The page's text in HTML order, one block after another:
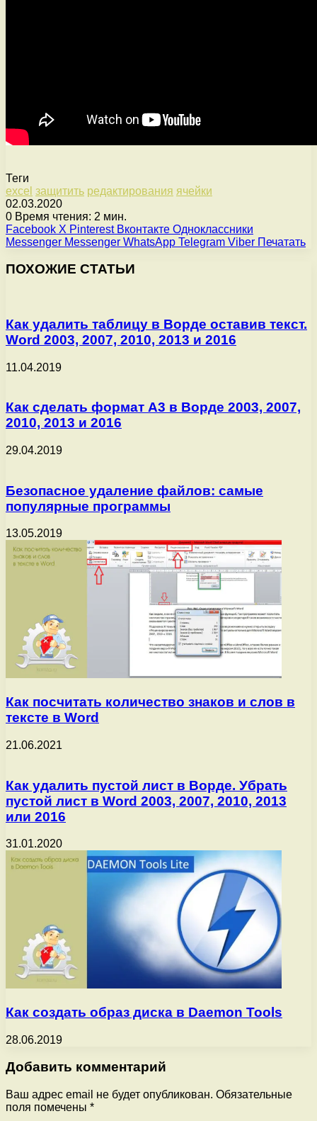
Теги
excel защитить редактирования ячейки
02.03.2020
0 Время чтения: 2 мин.
Facebook X Pinterest Вконтакте Одноклассники
Messenger Messenger WhatsApp Telegram Viber Печатать
ПОХОЖИЕ СТАТЬИ
Как удалить таблицу в Ворде оставив текст.
Word 2003, 2007, 2010, 2013 и 2016
11.04.2019
Как сделать формат А3 в Ворде 2003, 2007,
2010, 2013 и 2016
29.04.2019
Безопасное удаление файлов: самые
популярные программы
13.05.2019
Как посчитать количество знаков и слов в
тексте в Word
21.06.2021
Как удалить пустой лист в Ворде. Убрать
пустой лист в Word 2003, 2007, 2010, 2013
или 2016
31.01.2020
Как создать образ диска в Daemon Tools
28.06.2019
Добавить комментарий
Ваш адрес email не будет опубликован. Обязательные
поля помечены *